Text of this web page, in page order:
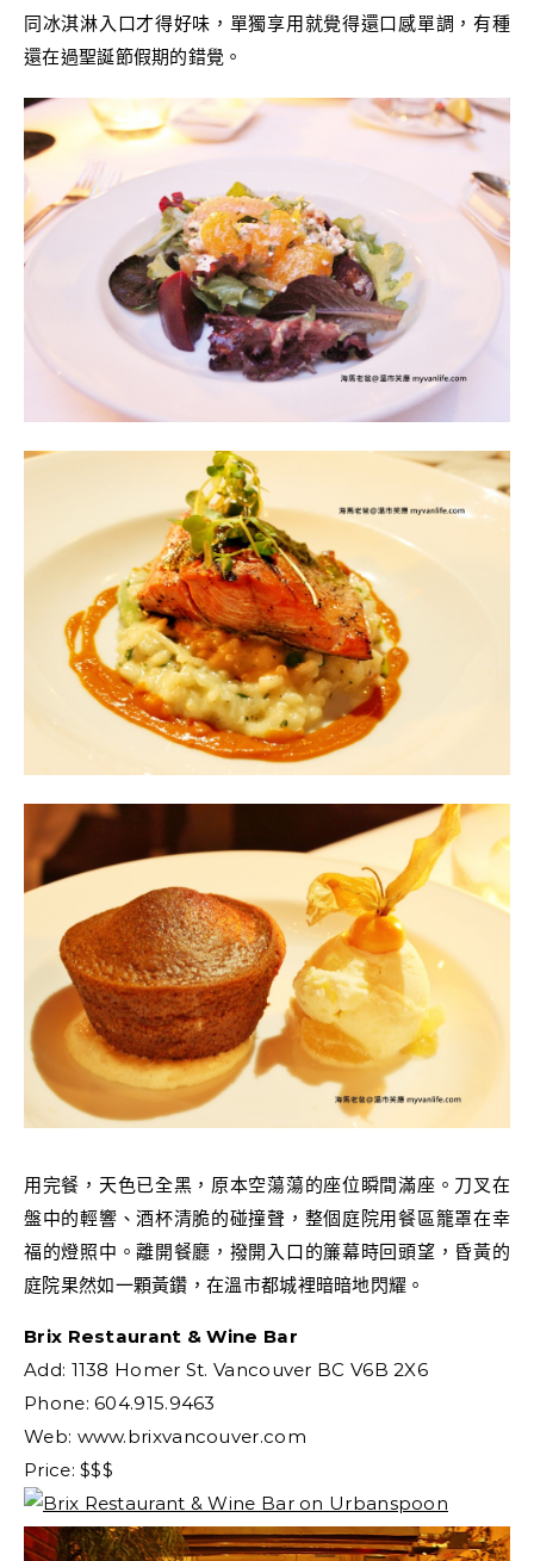
同冰淇淋入口才得好味，單獨享用就覺得還口感單調，有種
還在過聖誕節假期的錯覺。
用完餐，天色已全黑，原本空蕩蕩的座位瞬間滿座。刀叉在
盤中的輕響、酒杯清脆的碰撞聲，整個庭院用餐區籠罩在幸
福的燈照中。離開餐廳，撥開入口的簾幕時回頭望，昏黃的
庭院果然如一顆黃鑽，在溫市都城裡暗暗地閃耀。
Brix Restaurant & Wine Bar
Add: 1138 Homer St. Vancouver BC V6B 2X6
Phone: 604.915.9463
Web: www.brixvancouver.com
Price: $$$